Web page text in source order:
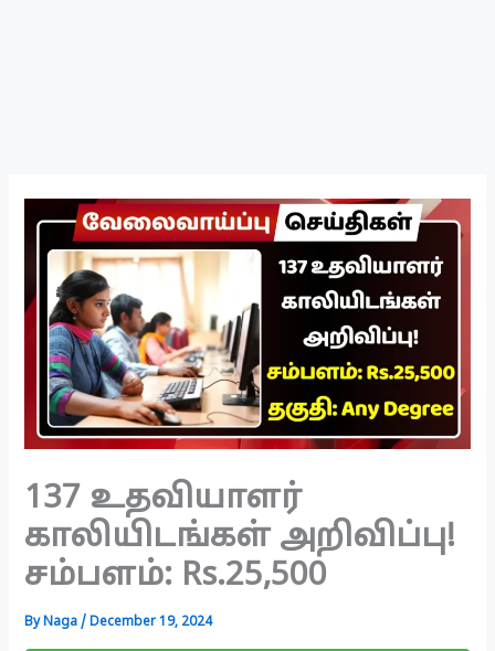
137 உதவியாளர்
காலியிடங்கள் அறிவிப்பு!
சம்பளம்: Rs.25,500
ByNaga/December 19, 2024